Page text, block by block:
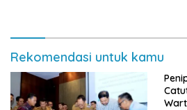
Rekomendasi untuk kamu